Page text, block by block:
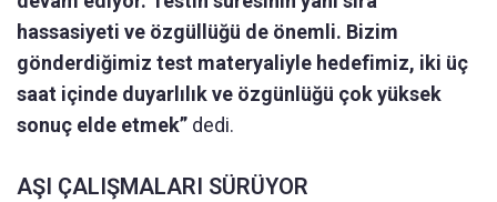
hassasiyeti ve özgüllüğü de önemli. Bizim
gönderdiğimiz test materyaliyle hedefimiz, iki üç
saat içinde duyarlılık ve özgünlüğü çok yüksek
sonuç elde etmek” dedi.
AŞI ÇALIŞMALARI SÜRÜYOR